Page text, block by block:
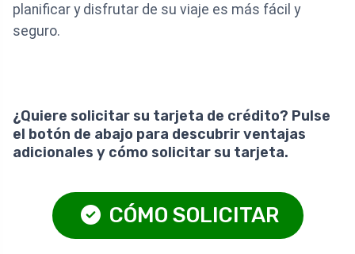
planificar y disfrutar de su viaje es más fácil y
seguro.
¿Quiere solicitar su tarjeta de crédito? Pulse
el botón de abajo para descubrir ventajas
adicionales y cómo solicitar su tarjeta.
CÓMO SOLICITAR